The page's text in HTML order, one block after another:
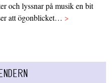
och lyssnar på musik en bit
att ögonblicket… >